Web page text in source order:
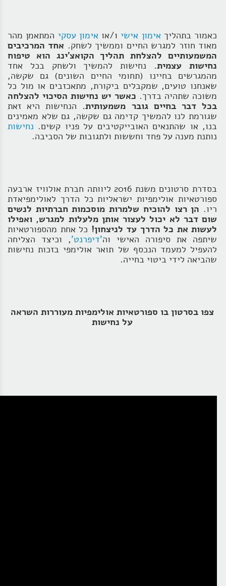
כאמור בתהליךאימון אישי ו/אואימון עסקי המתאמן מהר
מאוד חוזר למגרש החיים וממשיך לשחק. אחד המרכיבים
המשמעותיים להצלחת תהליך הקואצ'ינג הוא טיפוח
נחישות עצמית. נחישות להמשיך ולשחק בכל אחד
מהמגרשים בחיינו (תחומי החיים השונים) גם שקשה,
שאנחנו טועים, שמקבלים ביקורת, מתאכזבים או מול כל
משוכה שתהיה בדרך. כאשר יש נחישות הסיכוי להצלחה
בכל דבר בחיים גובר משמעותית. הנחישות היא זאת
שגורמת לנו להמשיך קדימה גם שקשה, גם שלא מאמינים
בנו, או שהתנאים האובייקטיבים על פניו קשים. נחישות
נותנת מענה על פחד וחששות ולתגובות של הסביבה.
בסדרת סרטונים משנת 2016 ליוותה חברת אולוויז ארבעה
ספורטאיות אולימפיות ישראליות כל הדרך לאולימפיאדת
ריו. הן רצו להוכיח שלמרות מוסכמות חברתיות לנשים
שום דבר לא יכול לעצור אותן מלעלות למגרש, ואפילו
לעשות את כל הדרך עד לניצחון! כל אחת מהספורטאיות
שיתפה את סיפורה האישי וה'דיפרנט', וכיצד הצליחה
להעפיל למעמד הנכסף של תואר אולימפי בזכות נחישות
שהביאה לידי ביטוי בחייה.
צפו בסרטון בו ספורטאיות אולימפיות מעוררות השראה
על נחישות